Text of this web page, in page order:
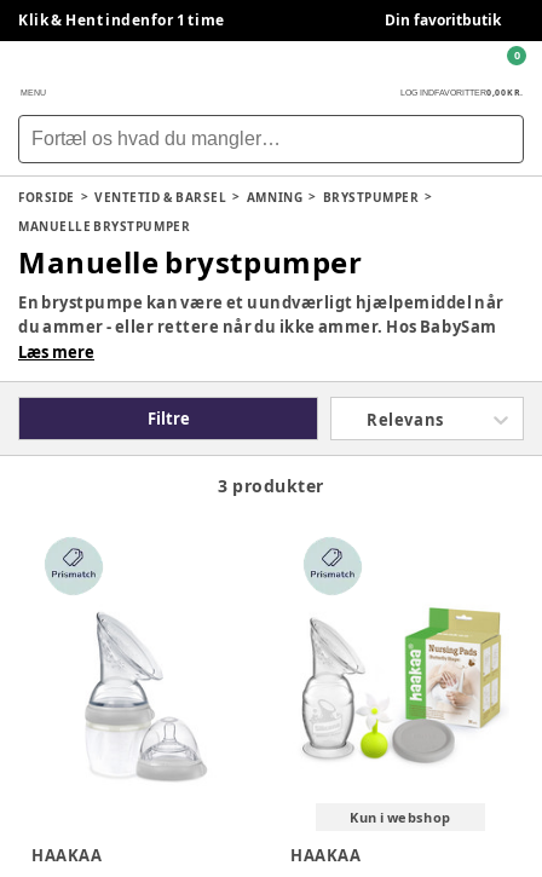
Klik & Hent indenfor 1 time Din favoritbutik
MENU LOG INDFAVORITTER0,00 KR.
0
FORSIDE VENTETID & BARSEL AMNING
BRYSTPUMPER
MANUELLE BRYSTPUMPER
Manuelle brystpumper
En brystpumpe kan være et uundværligt hjælpemiddel når
du ammer - eller rettere når du ikke ammer. Hos BabySam
har vi både manuelle brystpumper og elektriske
Læs mere
Filtre Relevans
3 produkter
HAAKAA
Kun i webshop
HAAKAA